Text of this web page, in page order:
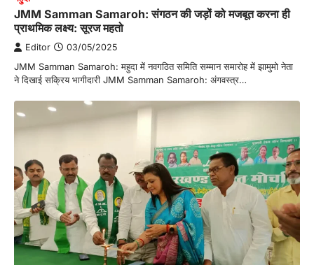
JMM Samman Samaroh: संगठन की जड़ों को मजबूत करना ही
प्राथमिक लक्ष्य: सूरज महतो
Editor 03/05/2025
JMM Samman Samaroh: महुदा में नवगठित समिति सम्मान समारोह में झामुमो नेता
ने दिखाई सक्रिय भागीदारी JMM Samman Samaroh: अंगवस्त्र…